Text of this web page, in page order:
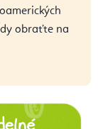
obraťte na